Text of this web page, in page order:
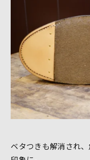
ベタつきも解消され